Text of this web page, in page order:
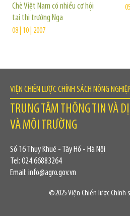
Chè Việt Nam có nhiều cơ hội
tại thị trường Nga
08 | 10 | 2007
VIỆN CHIẾN LƯỢC CHÍNH SÁCH NÔNG
TRUNG TÂM THÔNG TIN VÀ
VÀ MÔI TRƯỜNG
Số 16 Thụy Khuê - Tây Hồ - Hà Nội
Tel: 024.66883264
Email: info@agro.gov.vn
©2025 Viện Chiến lược Chính